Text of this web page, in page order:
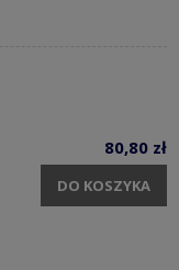
80,80 zł
DO KOSZYKA